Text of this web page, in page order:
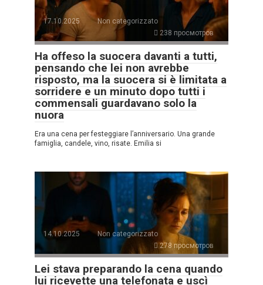
17.10.2025
Non categorizzato
238 просмотров
Ha offeso la suocera davanti a tutti,
pensando che lei non avrebbe
risposto, ma la suocera si è limitata a
sorridere e un minuto dopo tutti i
commensali guardavano solo la
nuora
Era una cena per festeggiare l’anniversario. Una grande
famiglia, candele, vino, risate. Emilia si
14.10.2025
Non categorizzato
278 просмотров
Lei stava preparando la cena quando
lui ricevette una telefonata e uscì